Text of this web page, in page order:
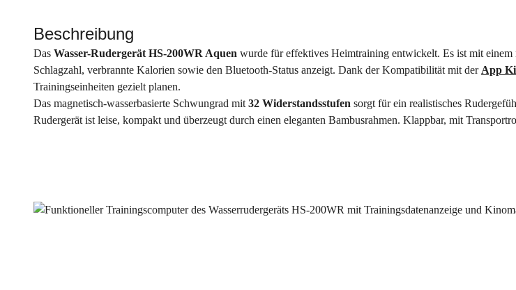
Beschreibung
Das Wasser-Rudergerät HS-200WR Aquen wurde für effektives Heimtraining entwickelt. Es ist mit einem
Schlagzahl, verbrannte Kalorien sowie den Bluetooth-Status anzeigt. Dank der Kompatibilität mit der App
Trainingseinheiten gezielt planen.
Das magnetisch-wasserbasierte Schwungrad mit 32 Widerstandsstufen sorgt für ein realistisches
Rudergerät ist leise, kompakt und überzeugt durch einen eleganten Bambusrahmen. Klappbar, mit